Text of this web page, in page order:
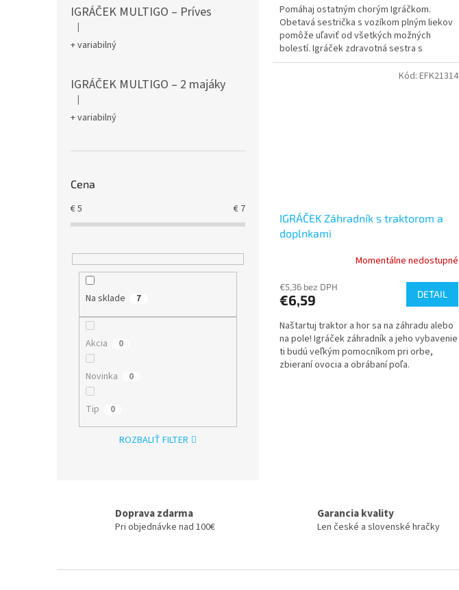
IGRÁČEK MULTIGO – Príves
Hodnotenie produktu je 5 z 5 hviezdičiek.
|
+ variabilný
IGRÁČEK MULTIGO – 2 majáky
Hodnotenie produktu je 5 z 5 hviezdičiek.
|
+ variabilný
Cena
€5 € 7
Na sklade 7
Akcia 0
Novinka 0
Tip 0
ROZBALIŤ FILTER
Pomáhaj ostatným chorým Igráčkom.
Obetavá sestrička s vozíkom plným liekov
pomôže uľaviť od všetkých možných
bolestí. Igráček zdravotná sestra s
doplnkami je vhodnou hračkou pre...
IGRÁČEK Záhradník s traktorom a
doplnkami
Momentálne nedostupné
€5,36 bez DPH
€6,59 DETAIL
Naštartuj traktor a hor sa na záhradu alebo
na pole! Igráček záhradník a jeho vybavenie
ti budú veľkým pomocníkom pri orbe,
zbieraní ovocia a obrábaní poľa.
Kód: EFK21314
Doprava zdarma
Pri objednávke nad 100€
Garancia kvality
Len české a slovenské hračky